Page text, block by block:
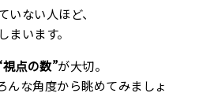
ない人ほど、
まいます。
視点の数”が大切。
んな角度から眺めてみましょ